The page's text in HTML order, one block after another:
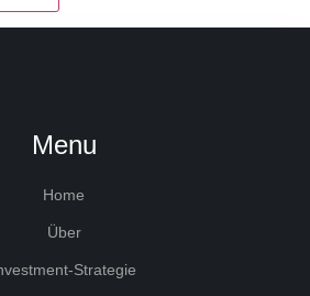
Menu
Home
Über
Strategie